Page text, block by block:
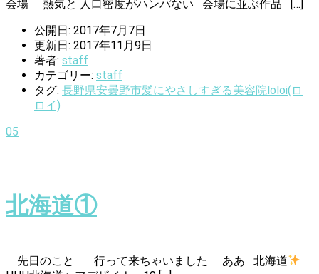
会場 熱気と 人口密度がハンパない 会場に並ぶ作品 […]
公開日: 2017年7月7日
更新日: 2017年11月9日
著者: staff
カテゴリー: staff
タグ: 長野県安曇野市髪にやさしすぎる美容院loloi(ロ
ロイ)
05
北海道①
先日のこと 行って来ちゃいました ああ 北海道